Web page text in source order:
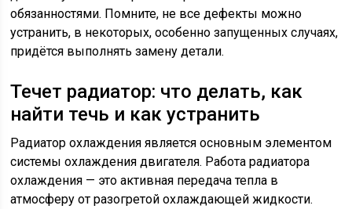
обязанностями. Помните, не все дефекты можно
устранить, в некоторых, особенно запущенных случаях,
придётся выполнять замену детали.
Течет радиатор: что делать, как
найти течь и как устранить
Радиатор охлаждения является основным элементом
системы охлаждения двигателя. Работа радиатора
охлаждения — это активная передача тепла в
атмосферу от разогретой охлаждающей жидкости.